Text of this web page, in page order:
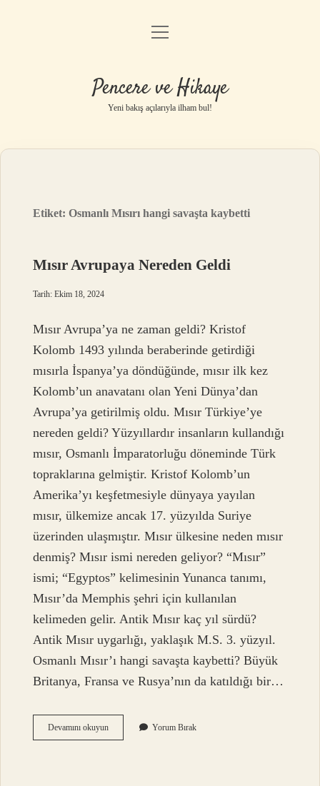
Anasayfa
Yasal Uyarı
menüyü
Pencere ve Hikaye
Yeni bakış açılarıyla ilham bul!
Etiket:Osmanlı Mısırı hangi savaşta kaybetti
Mısır Avrupaya Nereden Geldi
Tarih: Ekim 18, 2024
Mısır Avrupa’ya ne zaman geldi? Kristof
Kolomb 1493 yılında beraberinde getirdiği
mısırla İspanya’ya döndüğünde, mısır ilk kez
Kolomb’un anavatanı olan Yeni Dünya’dan
Avrupa’ya getirilmiş oldu. Mısır Türkiye’ye
nereden geldi? Yüzyıllardır insanların kullandığı
mısır, Osmanlı İmparatorluğu döneminde Türk
topraklarına gelmiştir. Kristof Kolomb’un
Amerika’yı keşfetmesiyle dünyaya yayılan
mısır, ülkemize ancak 17. yüzyılda Suriye
üzerinden ulaşmıştır. Mısır ülkesine neden mısır
denmiş? Mısır ismi nereden geliyor? “Mısır”
ismi; “Egyptos” kelimesinin Yunanca tanımı,
Mısır’da Memphis şehri için kullanılan
kelimeden gelir. Antik Mısır kaç yıl sürdü?
Antik Mısır uygarlığı, yaklaşık M.S. 3. yüzyıl.
Osmanlı Mısır’ı hangi savaşta kaybetti? Büyük
Britanya, Fransa ve Rusya’nın da katıldığı bir…
Devamını okuyunMısır
Avrupaya
Yorum Bırak